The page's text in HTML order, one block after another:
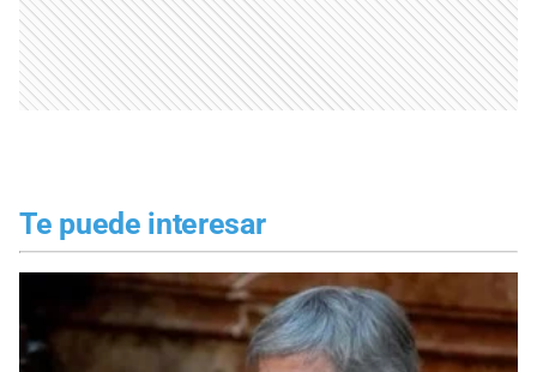
Te puede interesar